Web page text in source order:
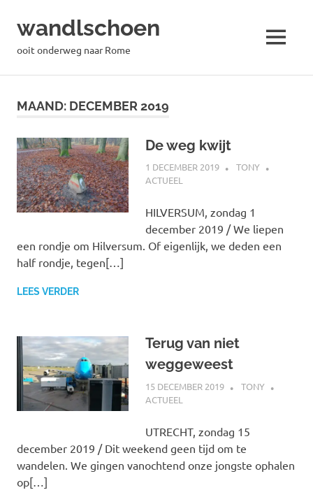
inhoud
wandlschoen
ooit onderweg naar Rome MENU
MAAND: DECEMBER 2019
De weg kwijt
1 DECEMBER 2019
TONY
ACTUEEL
HILVERSUM, zondag 1
december 2019 / We liepen
een rondje om Hilversum. Of eigenlijk, we deden een
half rondje, tegen[…]
LEES VERDER
Terug van niet
weggeweest
15 DECEMBER 2019
TONY
ACTUEEL
UTRECHT, zondag 15
december 2019 / Dit weekend geen tijd om te
wandelen. We gingen vanochtend onze jongste ophalen
op[…]